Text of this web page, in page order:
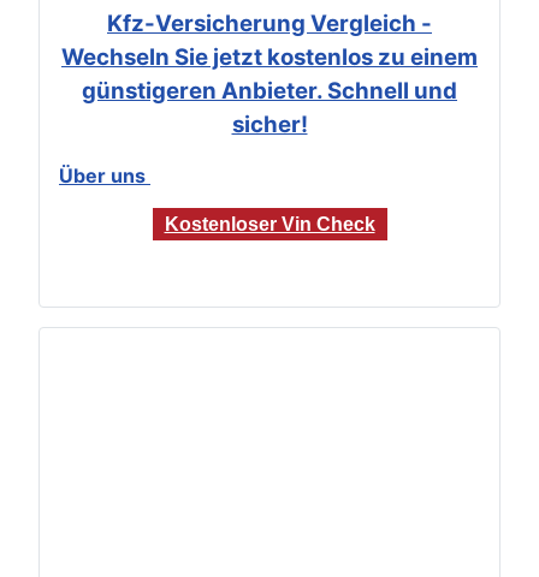
Kfz-Versicherung Vergleich -
Wechseln Sie jetzt kostenlos zu einem
günstigeren Anbieter. Schnell und
sicher!
Über uns
Kostenloser Vin Check